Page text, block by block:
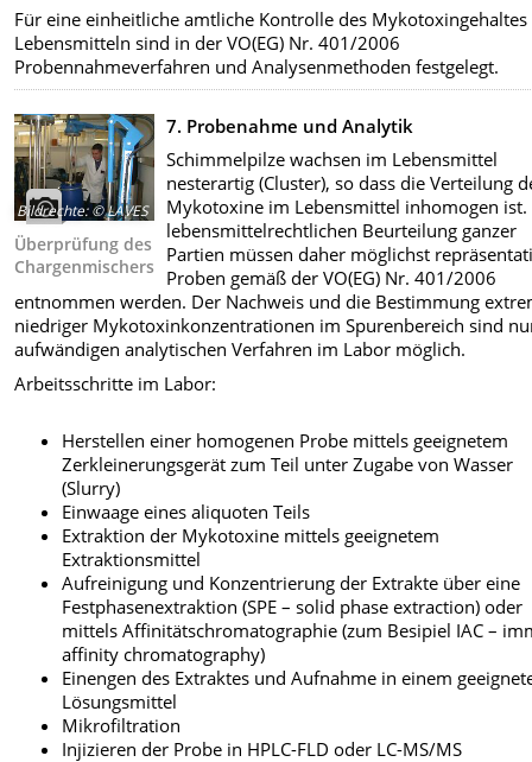
Für eine einheitliche amtliche Kontrolle des
Lebensmitteln sind in der VO(EG) Nr. 401/2006
Probennahmeverfahren und Analysenmethoden festgelegt.
Bildrechte:© LAVES
Überprüfung des
Chargenmischers
7. Probenahme und Analytik
Schimmelpilze wachsen im Lebensmittel
nesterartig (Cluster), so dass die Verteilung
Mykotoxine im Lebensmittel inhomogen ist.
lebensmittelrechtlichen Beurteilung ganzer
Partien müssen daher möglichst
Proben gemäß der VO(EG) Nr. 401/2006
entnommen werden. Der Nachweis und die Bestimmung
niedriger Mykotoxinkonzentrationen im Spurenbereich sind
aufwändigen analytischen Verfahren im Labor möglich.
Arbeitsschritte im Labor:
Herstellen einer homogenen Probe mittels geeignetem
Zerkleinerungsgerät zum Teil unter Zugabe von Wasser
(Slurry)
Einwaage eines aliquoten Teils
Extraktion der Mykotoxine mittels geeignetem
Extraktionsmittel
Aufreinigung und Konzentrierung der Extrakte über eine
Festphasenextraktion (SPE – solid phase extraction) oder
mittels Affinitätschromatographie (zum Besipiel IAC –
affinity chromatography)
Einengen des Extraktes und Aufnahme in einem
Lösungsmittel
Mikrofiltration
Injizieren der Probe in HPLC-FLD oder LC-MS/MS